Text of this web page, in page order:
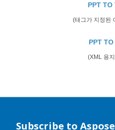
PPT TO
(태그가 지정된
PPT TO
(XML 용
Subscribe to